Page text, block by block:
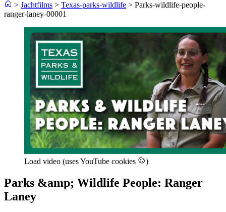
> Jachtfilms > Texas-parks-wildlife > Parks-wildlife-people-
ranger-laney-00001
Load video (uses YouTube cookies )
Parks &amp; Wildlife People: Ranger
Laney